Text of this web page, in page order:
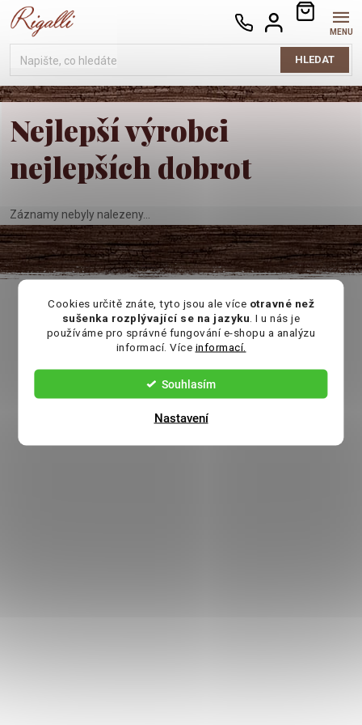
Cookies určitě znáte, tyto jsou ale více otravné než
sušenka rozplývající se na jazyku . I u nás je
používáme pro správné fungování e-shopu a analýzu
informací. Více informací.
Souhlasím
Nastavení
Přejít
na
HLEDAT
NÁKUPNÍ
KOŠÍK
Nejlepší výrobci
nejlepších dobrot
Záznamy nebyly nalezeny...